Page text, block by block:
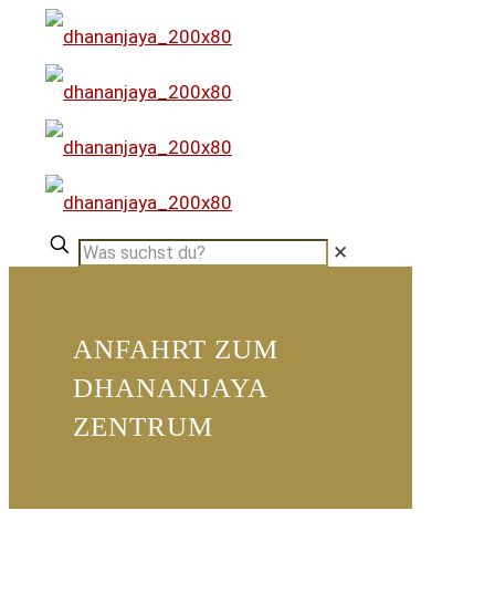
✕
ANFAHRT ZUM
DHANANJAYA
ZENTRUM